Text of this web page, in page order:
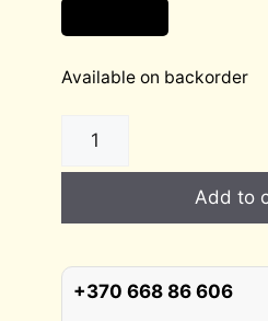
Available on backorder
ŠARVUOTOS
MDF
quantity
Add to
+370 668 86 606